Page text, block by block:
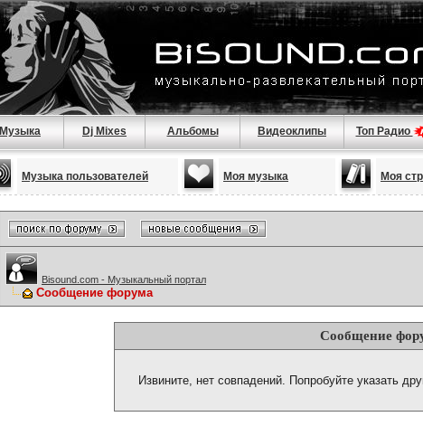
Музыка Dj Mixes Альбомы Видеоклипы Топ Радио
Музыка пользователей Моя музыка Моя
Bisound.com - Музыкальный портал
Сообщение форума
Сообщение
Извините, нет совпадений. Попробуйте указать